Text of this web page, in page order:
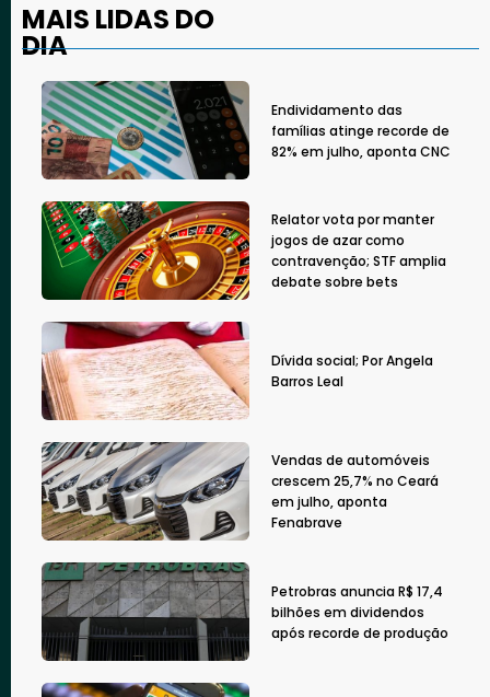
MAIS LIDAS DO
DIA
Endividamento das
famílias atinge recorde de
82% em julho, aponta CNC
Relator vota por manter
jogos de azar como
contravenção; STF amplia
debate sobre bets
Dívida social; Por Angela
Barros Leal
Vendas de automóveis
crescem 25,7% no Ceará
em julho, aponta
Fenabrave
Petrobras anuncia R$ 17,4
bilhões em dividendos
após recorde de produção